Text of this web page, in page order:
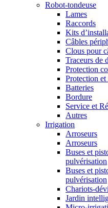
Robot-tondeuse
Lames
Raccords
Kits
Câbles
Clous pour
Traceurs de
Protection
Protection et
Batteries
Bordure
Service et
Autres
Irrigation
Arroseurs
Arroseurs
Buses et
pulvérisation
Buses et
pulvérisation
Chariots-
Jardin